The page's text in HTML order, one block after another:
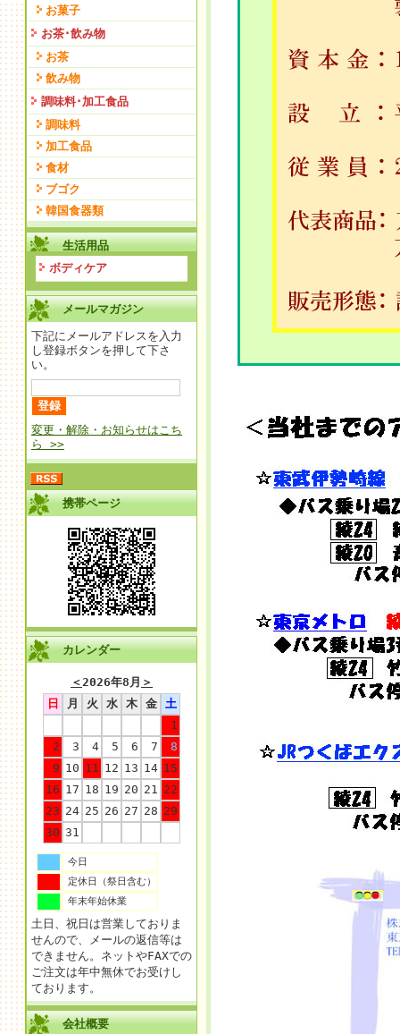
お菓子
お茶･飲み物
お茶
飲み物
調味料･加工食品
調味料
加工食品
食材
ブゴク
韓国食器類
生活用品
ボディケア
メールマガジン
下記にメールアドレスを入力
し登録ボタンを押して下さ
い。
変更・解除・お知らせはこち
ら >>
携帯ページ
カレンダー
＜2026年8月 ＞
日
月 火 水 木 金
土
1
2
3 4 5 6 7
8
9 10 11 12 13 14 15
16 17 18 19 20 21 22
23 24 25 26 27 28 29
30 31
今日
定休日（祭日含む）
年末年始休業
土日、祝日は営業しておりま
せんので、メールの返信等は
できません。ネットやFAXでの
ご注文は年中無休でお受けし
ております。
会社概要